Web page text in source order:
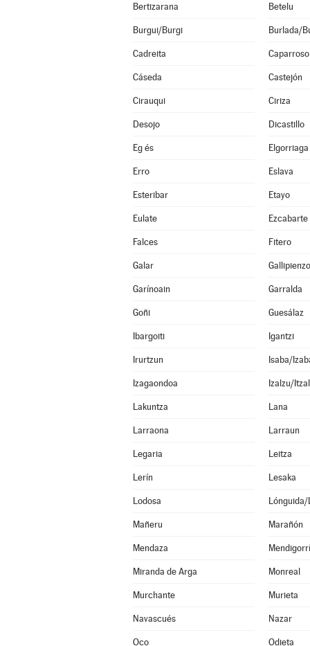
Bertizarana Betelu
Burgui/Burgi Burlada/
Cadreita Caparroso
Cáseda Castejón
Cirauqui Ciriza
Desojo Dicastillo
Eg és Elgorriaga
Erro Eslava
Esteribar Etayo
Eulate Ezcabarte
Falces Fitero
Galar Gallipienzo
Garínoain Garralda
Goñi Guesálaz
Ibargoiti Igantzi
Irurtzun Isaba/
Izagaondoa Izalzu/
Lakuntza Lana
Larraona Larraun
Legaria Leitza
Lerín Lesaka
Lodosa Lónguida/
Mañeru Marañón
Mendaza
Miranda de Arga Monreal
Murchante Murieta
Navascués Nazar
Oco Odieta